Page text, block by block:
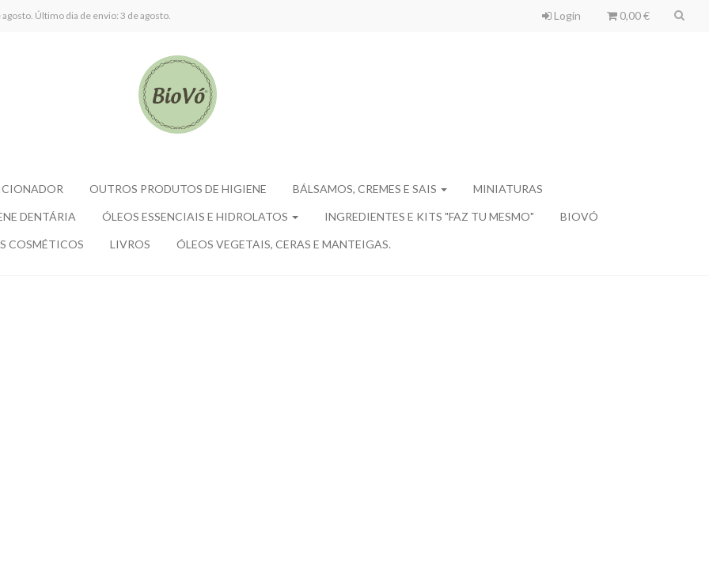
Último dia de envio: 3 de agosto. Login 0,00 €
OUTROS PRODUTOS DE HIGIENE BÁLSAMOS, CREMES E SAIS MINIATURAS
DENTÁRIA ÓLEOS ESSENCIAIS E HIDROLATOS INGREDIENTES E KITS "FAZ TU MESMO" BIOVÓ
COSMÉTICOS LIVROS ÓLEOS VEGETAIS, CERAS E MANTEIGAS.